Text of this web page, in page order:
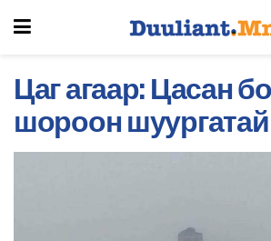
Цаг агаар: Цасан
шороон шуургатай